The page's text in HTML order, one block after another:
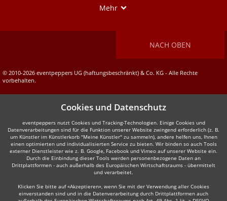
Mehr
NACH OBEN
© 2010-2026 eventpeppers UG (haftungsbeschränkt) & Co. KG - Alle Rechte
vorbehalten.
Cookies und Datenschutz
eventpeppers nutzt Cookies und Tracking-Technologien. Einige Cookies und
Datenverarbeitungen sind für die Funktion unserer Website zwingend erforderlich (z. B.
um Künstler im Künstlerkorb "Meine Künstler" zu sammeln), andere helfen uns, Ihnen
einen optimierten und individualisierten Service zu bieten. Wir binden so auch Tools
externer Dienstleister wie z. B. Google, Facebook und Vimeo auf unserer Website ein.
Durch die Einbindung dieser Tools werden personenbezogene Daten an
Drittplattformen - auch außerhalb des Europäischen Wirtschaftsraums - übermittelt
und verarbeitet.
Klicken Sie bitte auf «Akzeptieren», wenn Sie mit der Verwendung aller Cookies
einverstanden sind und in die Datenverarbeitung durch Drittplattformen auch